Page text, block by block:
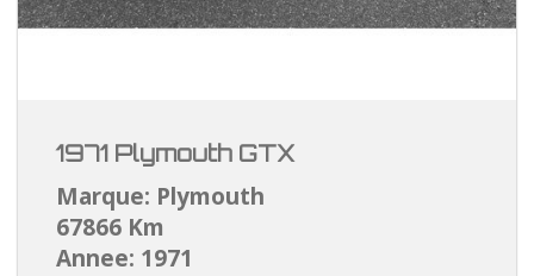
1971 Plymouth GTX
Marque: Plymouth
67866 Km
Annee: 1971